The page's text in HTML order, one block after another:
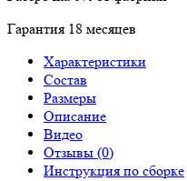
Гарантия 18 месяцев
Характеристики
Состав
Размеры
Описание
Видео
Отзывы (0)
Инструкция по сборке